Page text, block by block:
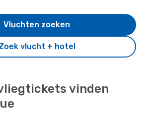
vlucht + hotel
Vluchten zoeken
vinden